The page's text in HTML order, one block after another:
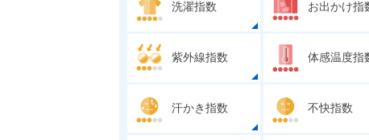
洗濯指数 お出かけ指
紫外線指数 体感温度指
汗かき指数 不快指数